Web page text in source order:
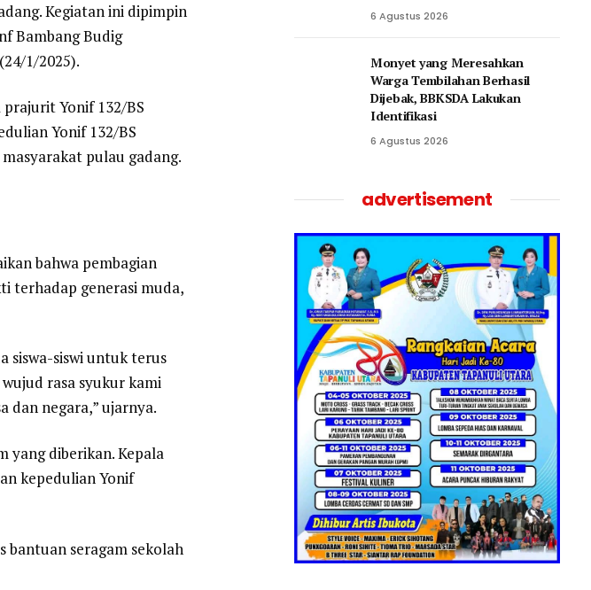
Kegiatan ini dipimpin
Bambang Budig
1/2025).
Yonif 132/BS
Yonif 132/BS
pulau gadang.
bahwa pembagian
terhadap generasi muda,
siswa-siswi untuk terus
rasa syukur kami
dan negara,” ujarnya.
yang diberikan. Kepala
kepedulian Yonif
bantuan seragam sekolah
6 Agustus 2026
Monyet yang Meresahkan
Warga Tembilahan Berhasil
Dijebak, BBKSDA Lakukan
Identifikasi
6 Agustus 2026
advertisement